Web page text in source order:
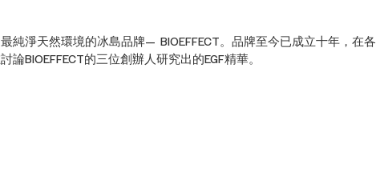
純淨天然環境的冰島品牌—  BIOEFFECT。品牌至今已成立十年，在各
BIOEFFECT的三位創辦人研究出的EGF精華。